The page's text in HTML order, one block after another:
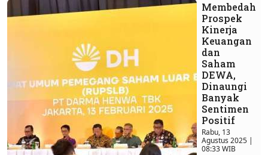
Membedah
Prospek
Kinerja
Keuangan
dan
Saham
DEWA,
Dinaungi
Banyak
Sentimen
Positif
Rabu, 13
Agustus 2025 |
08:33 WIB